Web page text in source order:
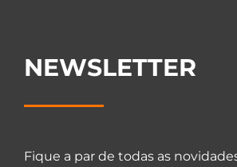
NEWSLETTER
Fique a par de todas as